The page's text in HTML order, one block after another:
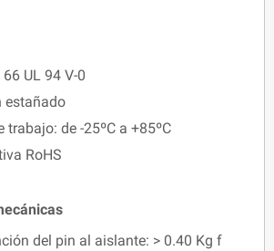
UL 94 V-0
estañado
trabajo: de -25ºC a +85ºC
RoHS
del pin al aislante: > 0.40 Kg f